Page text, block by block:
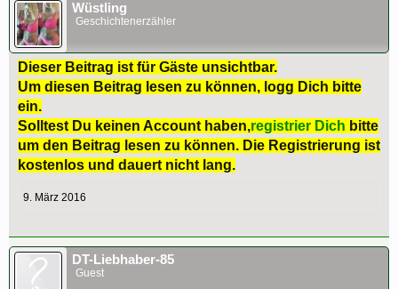
Wüstling
Geschichtenerzähler
Dieser Beitrag ist für Gäste unsichtbar.
Um diesen Beitrag lesen zu können, logg Dich bitte
ein.
Solltest Du keinen Account haben,registrier Dich bitte
um den Beitrag lesen zu können. Die Registrierung ist
kostenlos und dauert nicht lang.
9. März 2016
DT-Liebhaber-85
Guest